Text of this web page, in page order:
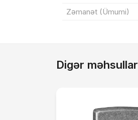
Zəmanət (Ümumi)
Digər məhsullar